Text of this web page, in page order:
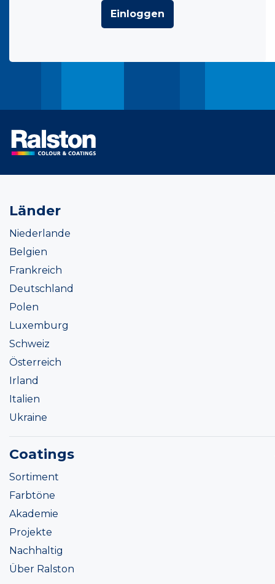
Einloggen
Länder
Niederlande
Belgien
Frankreich
Deutschland
Polen
Luxemburg
Schweiz
Österreich
Irland
Italien
Ukraine
Coatings
Sortiment
Farbtöne
Akademie
Projekte
Nachhaltig
Über Ralston